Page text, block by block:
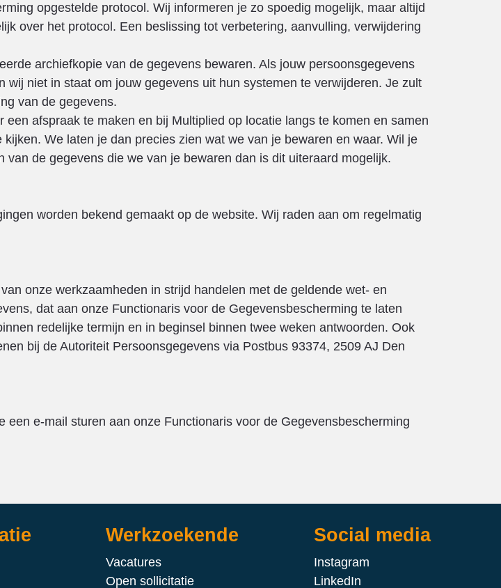
opgestelde protocol. Wij informeren je zo spoedig mogelijk, maar altijd
over het protocol. Een beslissing tot verbetering, aanvulling, verwijdering
archiefkopie van de gegevens bewaren. Als jouw persoonsgegevens
niet in staat om jouw gegevens uit hun systemen te verwijderen. Je zult
van de gegevens.
afspraak te maken en bij Multiplied op locatie langs te komen en samen
We laten je dan precies zien wat we van je bewaren en waar. Wil je
de gegevens die we van je bewaren dan is dit uiteraard mogelijk.
worden bekend gemaakt op de website. Wij raden aan om regelmatig
onze werkzaamheden in strijd handelen met de geldende wet- en
dat aan onze Functionaris voor de Gegevensbescherming te laten
redelijke termijn en in beginsel binnen twee weken antwoorden. Ook
bij de Autoriteit Persoonsgegevens via Postbus 93374, 2509 AJ Den
e-mail sturen aan onze Functionaris voor de Gegevensbescherming
Werkzoekende
Vacatures
Open sollicitatie
Social media
Instagram
LinkedIn